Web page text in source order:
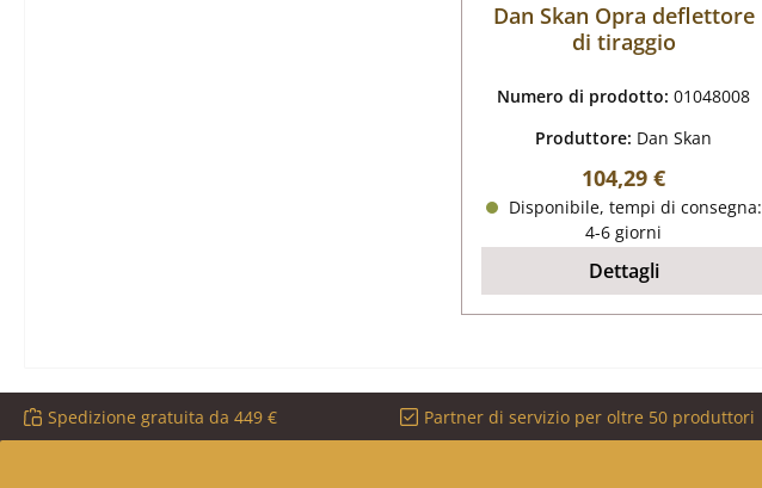
Dan Skan Opra deflettore
di tiraggio
Numero di prodotto:01048008
Produttore: Dan Skan
Prezzo normale:
104,29 €
Disponibile, tempi di consegna:
4-6 giorni
Dettagli
Spedizione gratuita da 449 € Partner di servizio per oltre 50 produttori